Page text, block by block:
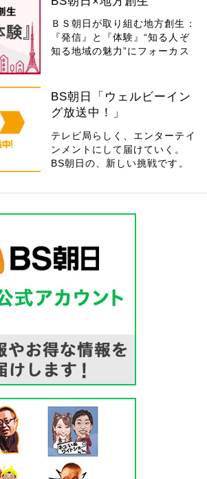
ＢＳ朝日が取り組む地方創生：
『発信』と『体験』“知る人ぞ
知る地域の魅力”にフォーカス
BS朝日「ウェルビーイン
グ放送中！」
テレビ局らしく、エンターテイ
ンメントにして届けていく。
BS朝日の、新しい挑戦です。